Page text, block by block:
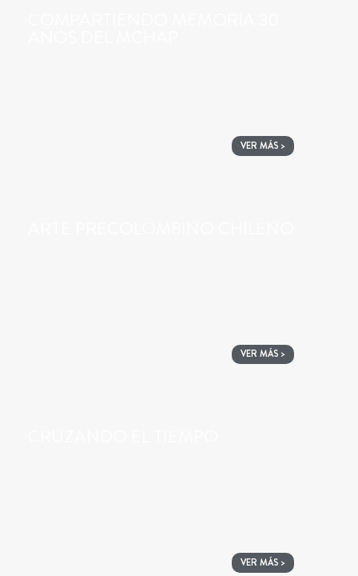
VER MÁS >
VER MÁS >
VER MÁS >